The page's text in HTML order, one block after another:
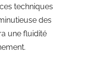
techniques
des
une fluidité